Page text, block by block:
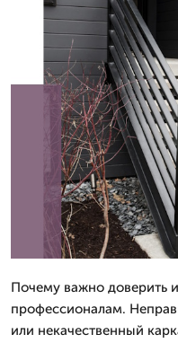
Почему важно доверить
профессионалам.
или некачественный